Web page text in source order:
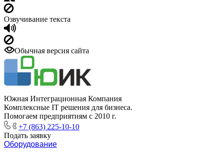
Озвучивание текста
Обычная версия сайта
Южная Интеграционная Компания
Комплексные IT решения для бизнеса.
Помогаем предприятиям с 2010 г.
+7 (863) 225-10-10
Подать заявку
Оборудование